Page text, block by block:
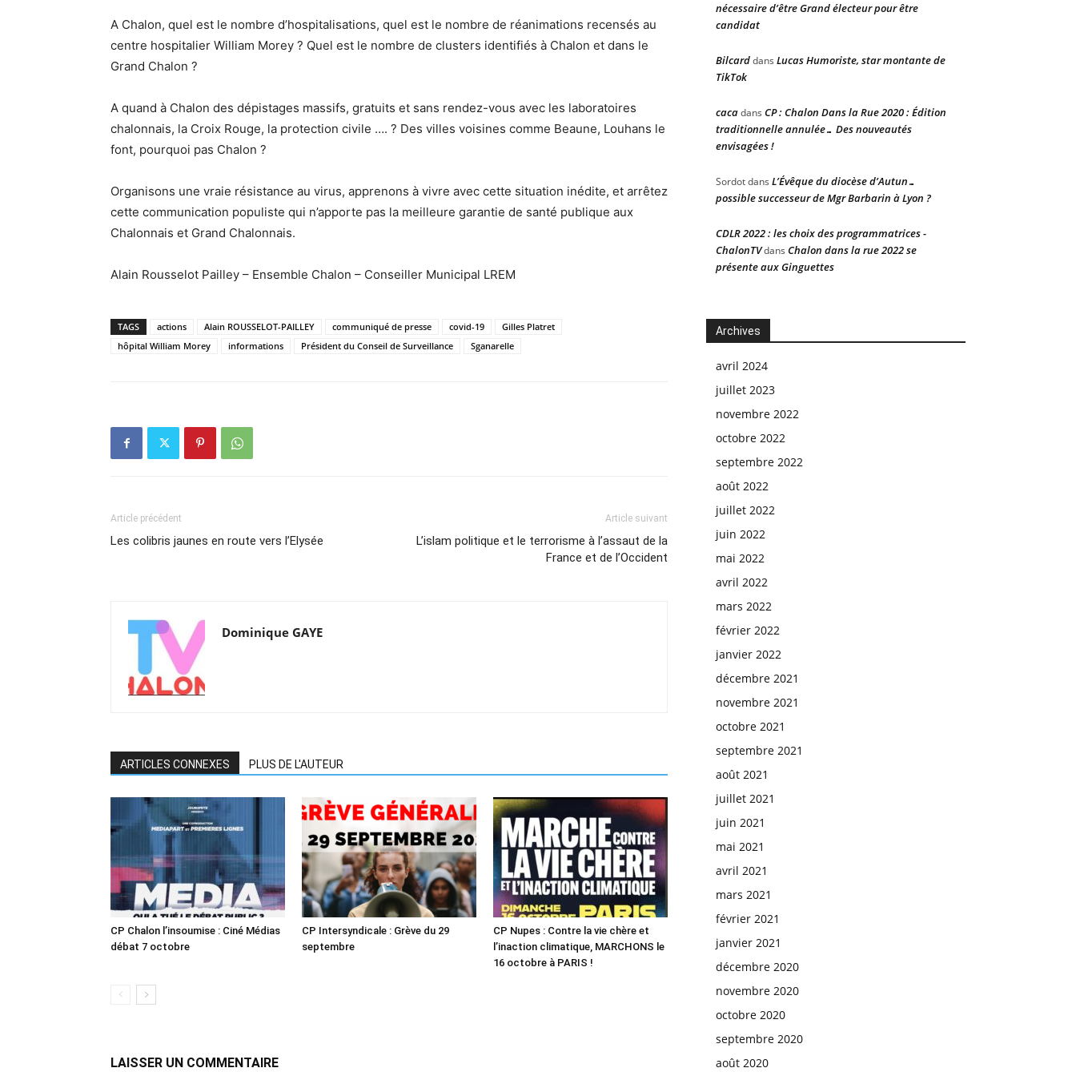
A Chalon, quel est le nombre d’hospitalisations, quel est le nombre de réanimations recensés au
centre hospitalier William Morey ? Quel est le nombre de clusters identifiés à Chalon et dans le
Grand Chalon ?
A quand à Chalon des dépistages massifs, gratuits et sans rendez-vous avec les laboratoires
chalonnais, la Croix Rouge, la protection civile …. ? Des villes voisines comme Beaune, Louhans le
font, pourquoi pas Chalon ?
Organisons une vraie résistance au virus, apprenons à vivre avec cette situation inédite, et arrêtez
cette communication populiste qui n’apporte pas la meilleure garantie de santé publique aux
Chalonnais et Grand Chalonnais.
Alain Rousselot Pailley – Ensemble Chalon – Conseiller Municipal LREM
TAGS actions Alain ROUSSELOT-PAILLEY communiqué de presse covid-19
Gilles Platret
hôpital William Morey
informations Président du Conseil de Surveillance Sganarelle
Article précédent
Les colibris jaunes en route vers l’Elysée
Article suivant
L’islam politique et le terrorisme à l’assaut de la
France et de l’Occident
Dominique GAYE
ARTICLES CONNEXES PLUS DE L'AUTEUR
CP Chalon l’insoumise : Ciné Médias
débat 7 octobre
CP Intersyndicale : Grève du 29
septembre
CP Nupes : Contre la vie chère et
l’inaction climatique, MARCHONS le
16 octobre à PARIS !
LAISSER UN COMMENTAIRE
nécessaire d’être Grand électeur pour être
candidat
Bilcarddans Lucas Humoriste, star montante de
TikTok
cacadans CP : Chalon Dans la Rue 2020 : Édition
traditionnelle annulée… Des nouveautés
envisagées !
Sordotdans L’Évêque du diocèse d’Autun…
possible successeur de Mgr Barbarin à Lyon ?
CDLR 2022 : les choix des programmatrices -
ChalonTVdans Chalon dans la rue 2022 se
présente aux Ginguettes
Archives
avril 2024
juillet 2023
novembre 2022
octobre 2022
septembre 2022
août 2022
juillet 2022
juin 2022
mai 2022
avril 2022
mars 2022
février 2022
janvier 2022
décembre 2021
novembre 2021
octobre 2021
septembre 2021
août 2021
juillet 2021
juin 2021
mai 2021
avril 2021
mars 2021
février 2021
janvier 2021
décembre 2020
novembre 2020
octobre 2020
septembre 2020
août 2020